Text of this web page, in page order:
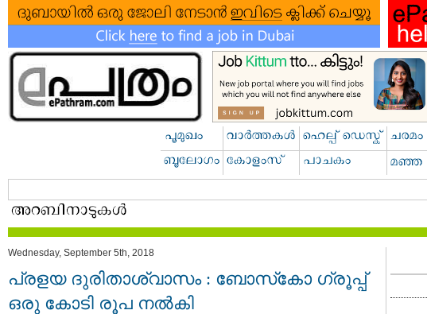
Wednesday, September 5th, 2018
പ്രളയ ദുരിതാശ്വാസം : ബോസ്‌കോ ഗ്രൂപ്പ്
ഒരു കോടി രൂപ നൽകി